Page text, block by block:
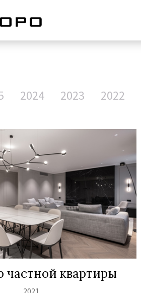
2024 2023 2022
частной квартиры
2021